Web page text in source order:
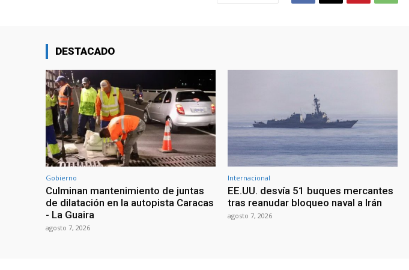
DESTACADO
Gobierno
Culminan mantenimiento de juntas
de dilatación en la autopista Caracas
- La Guaira
agosto 7, 2026
Internacional
EE.UU. desvía 51 buques mercantes
tras reanudar bloqueo naval a Irán
agosto 7, 2026